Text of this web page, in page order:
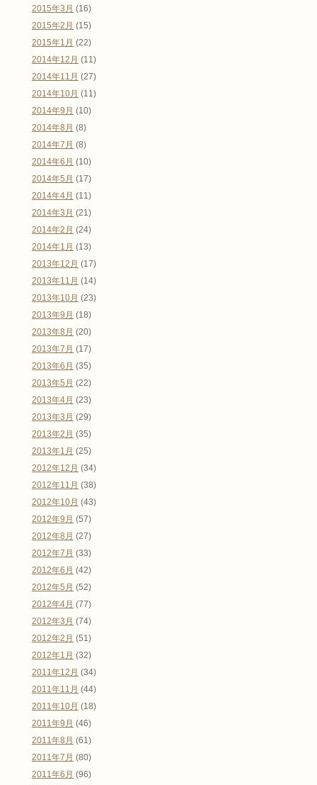
2015年3月 (16)
2015年2月 (15)
2015年1月 (22)
2014年12月 (11)
2014年11月 (27)
2014年10月 (11)
2014年9月 (10)
2014年8月 (8)
2014年7月 (8)
2014年6月 (10)
2014年5月 (17)
2014年4月 (11)
2014年3月 (21)
2014年2月 (24)
2014年1月 (13)
2013年12月 (17)
2013年11月 (14)
2013年10月 (23)
2013年9月 (18)
2013年8月 (20)
2013年7月 (17)
2013年6月 (35)
2013年5月 (22)
2013年4月 (23)
2013年3月 (29)
2013年2月 (35)
2013年1月 (25)
2012年12月 (34)
2012年11月 (38)
2012年10月 (43)
2012年9月 (57)
2012年8月 (27)
2012年7月 (33)
2012年6月 (42)
2012年5月 (52)
2012年4月 (77)
2012年3月 (74)
2012年2月 (51)
2012年1月 (32)
2011年12月 (34)
2011年11月 (44)
2011年10月 (18)
2011年9月 (46)
2011年8月 (61)
2011年7月 (80)
2011年6月 (96)